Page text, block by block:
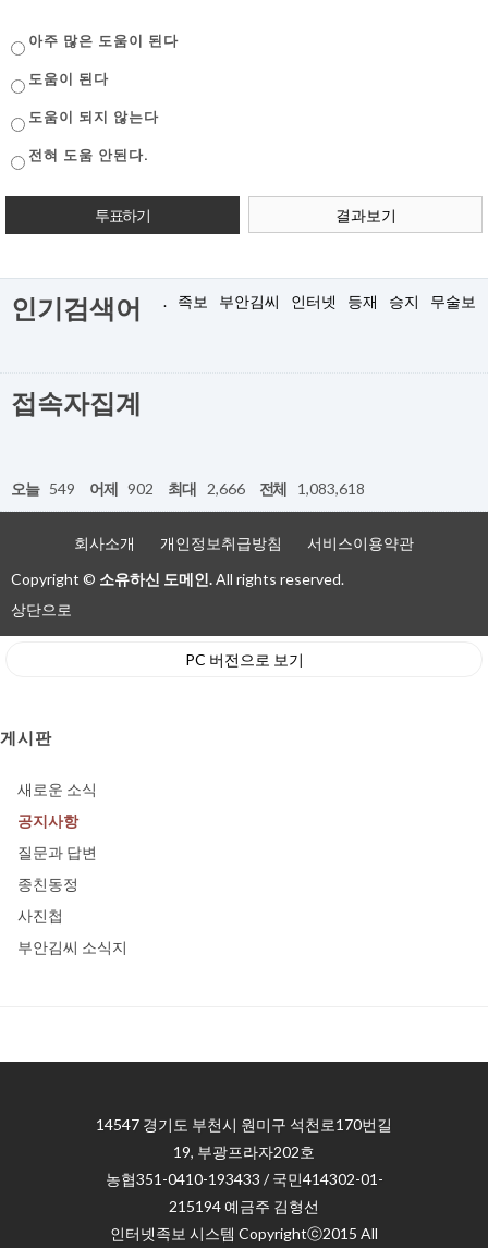
아주 많은 도움이 된다
도움이 된다
도움이 되지 않는다
전혀 도움 안된다.
결과보기
인기검색어 . 족보 부안김씨 인터넷 등재 승지 무술보
접속자집계
오늘 549 어제 902 최대 2,666 전체 1,083,618
회사소개 개인정보취급방침
서비스이용약관
Copyright © 소유하신 도메인.All rights reserved.
상단으로
PC 버전으로 보기
게시판
새로운 소식
공지사항
질문과 답변
종친동정
사진첩
부안김씨 소식지
14547 경기도 부천시 원미구 석천로170번길
19, 부광프라자202호
농협351-0410-193433 / 국민414302-01-
215194 예금주 김형선
인터넷족보 시스템 Copyrightⓒ2015 All